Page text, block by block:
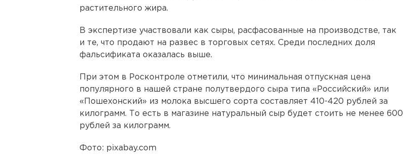
растительного жира.
В экспертизе участвовали как сыры, расфасованные на производстве, так
и те, что продают на развес в торговых сетях. Среди последних доля
фальсификата оказалась выше.
При этом в Росконтроле отметили, что минимальная отпускная цена
популярного в нашей стране полутвердого сыра типа «Российский» или
«Пошехонский» из молока высшего сорта составляет 410-420 рублей за
килограмм. То есть в магазине натуральный сыр будет стоить не менее 600
рублей за килограмм.
Фото: pixabay.com